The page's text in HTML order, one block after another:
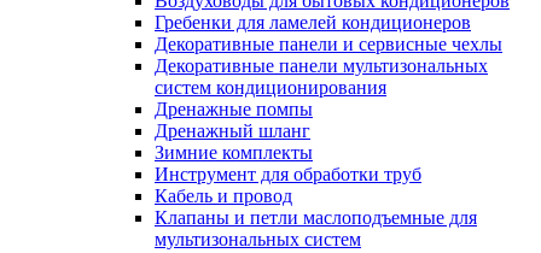
Гребенки для ламелей кондиционеров
Декоративные панели и сервисные чехлы
Декоративные панели мультизональных
систем кондиционирования
Дренажные помпы
Дренажный шланг
Зимние комплекты
Инструмент для обработки труб
Кабель и провод
Клапаны и петли маслоподъемные для
мультизональных систем